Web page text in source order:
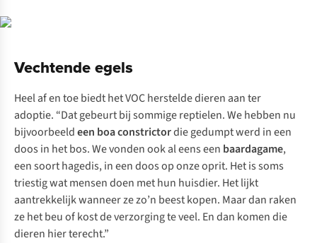
Vechtende egels
Heel af en toe biedt het VOC herstelde dieren aan ter
adoptie. “Dat gebeurt bij sommige reptielen. We hebben nu
bijvoorbeeldeen boa constrictordie gedumpt werd in een
doos in het bos. We vonden ook al eens een baardagame,
een soort hagedis, in een doos op onze oprit. Het is soms
triestig wat mensen doen met hun huisdier. Het lijkt
aantrekkelijk wanneer ze zo’n beest kopen. Maar dan raken
ze het beu of kost de verzorging te veel. En dan komen die
dieren hier terecht.”